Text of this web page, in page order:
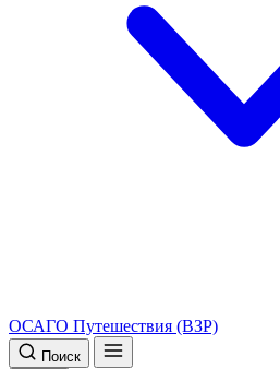
ОСАГО Путешествия (ВЗР)
Поиск